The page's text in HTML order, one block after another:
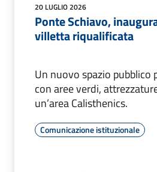
20 LUGLIO 2026
Ponte Schiavo,
villetta riqualificata
Un nuovo spazio pubblico
con aree verdi,
un’area Calisthenics.
Comunicazione istituzionale